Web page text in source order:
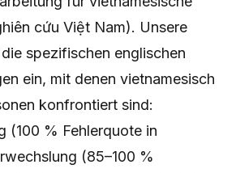
cứu Việt Nam). Unsere
spezifischen englischen
ein, mit denen vietnamesisch
konfrontiert sind:
(100 % Fehlerquote in
(85–100 %